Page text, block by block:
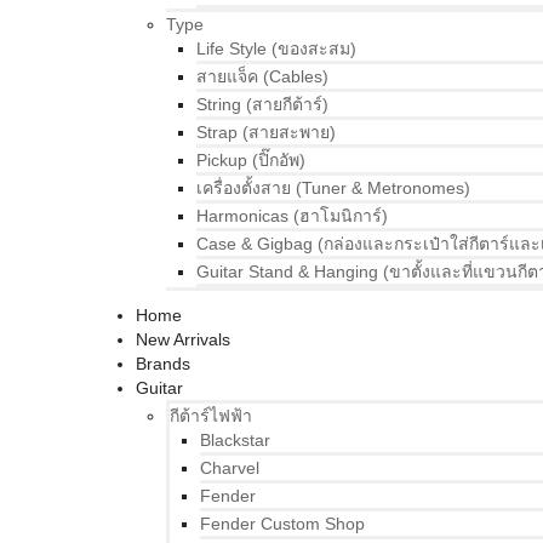
Type
Life Style (ของสะสม)
สายแจ็ค (Cables)
String (สายกีต้าร์)
Strap (สายสะพาย)
Pickup (ปิ๊กอัพ)
เครื่องตั้งสาย (Tuner & Metronomes)
Harmonicas (ฮาโมนิการ์)
Case & Gigbag (กล่องและกระเป๋าใส่กีตาร์และ
Guitar Stand & Hanging (ขาตั้งและที่แขวนกีต
Home
New Arrivals
Brands
Guitar
กีต้าร์ไฟฟ้า
Blackstar
Charvel
Fender
Fender Custom Shop